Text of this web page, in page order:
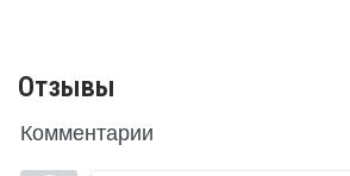
Отзывы
Комментарии